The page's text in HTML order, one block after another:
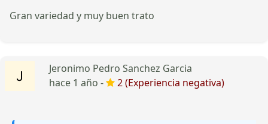
Gran variedad y muy buen trato
Jeronimo Pedro Sanchez Garcia
hace 1 año -
2 (Experiencia negativa)